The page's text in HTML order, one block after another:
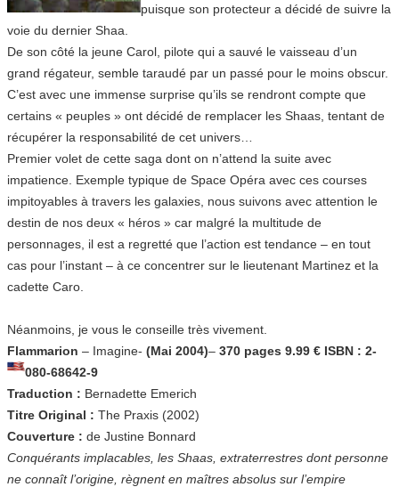
puisque son protecteur a décidé de suivre la
voie du dernier Shaa.
De son côté la jeune Carol, pilote qui a sauvé le vaisseau d’un
grand régateur, semble taraudé par un passé pour le moins obscur.
C’est avec une immense surprise qu’ils se rendront compte que
certains « peuples » ont décidé de remplacer les Shaas, tentant de
récupérer la responsabilité de cet univers…
Premier volet de cette saga dont on n’attend la suite avec
impatience. Exemple typique de Space Opéra avec ces courses
impitoyables à travers les galaxies, nous suivons avec attention le
destin de nos deux « héros » car malgré la multitude de
personnages, il est a regretté que l’action est tendance – en tout
cas pour l’instant – à ce concentrer sur le lieutenant Martinez et la
cadette Caro.
Néanmoins, je vous le conseille très vivement.
Flammarion – Imagine- (Mai 2004)– 370 pages 9.99 € ISBN : 2-
080-68642-9
Traduction : Bernadette Emerich
Titre Original : The Praxis (2002)
Couverture : de Justine Bonnard
Conquérants implacables, les Shaas, extraterrestres dont personne
ne connaît l’origine, règnent en maîtres absolus sur l’empire